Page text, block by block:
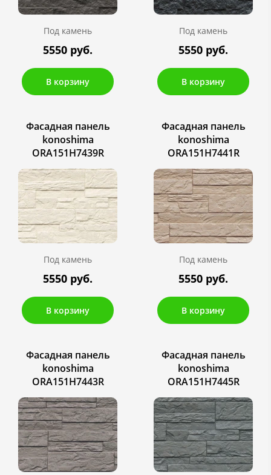
Под камень
5550 руб.
В корзину
Под камень
5550 руб.
В корзину
Фасадная панель
konoshima
ORA151H7439R
Под камень
5550 руб.
В корзину
Фасадная панель
konoshima
ORA151H7441R
Под камень
5550 руб.
В корзину
Фасадная панель
konoshima
ORA151H7443R
Фасадная панель
konoshima
ORA151H7445R